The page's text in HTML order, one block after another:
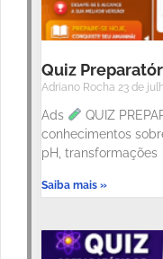
Quiz
Adriano Rocha 23 de
Ads
QUIZ
conhecimentos
pH, transformações
Saiba mais »